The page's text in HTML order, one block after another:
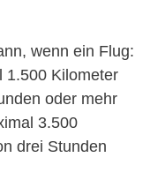
wenn ein Flug:
1.500 Kilometer
oder mehr
3.500
drei Stunden